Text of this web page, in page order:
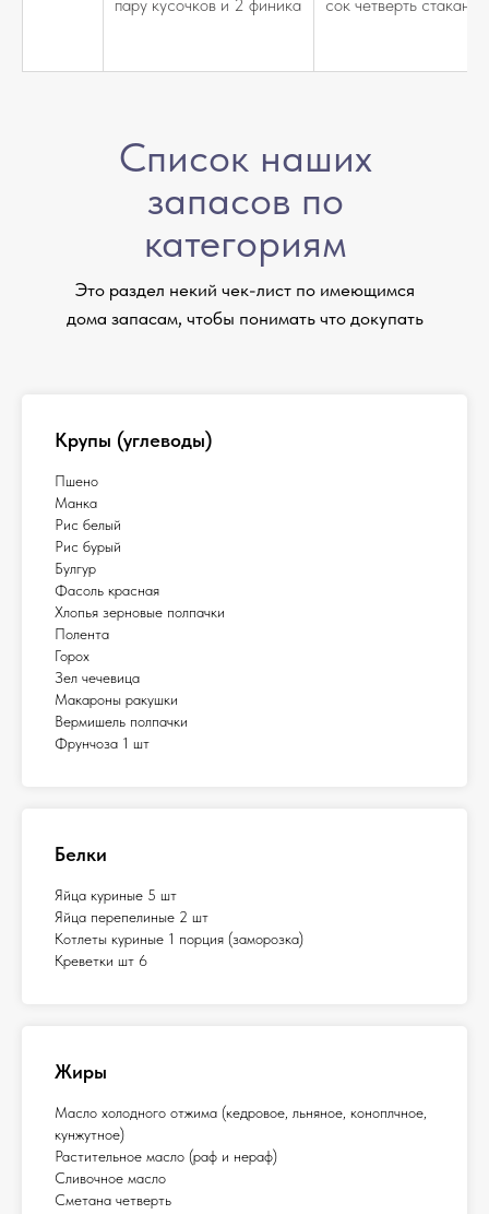
пару кусочков и 2 финика
сок четверть стакана
Список наших
запасов по
категориям
Это раздел некий чек-лист по имеющимся
дома запасам, чтобы понимать что докупать
Крупы (углеводы)
Пшено
Манка
Рис белый
Рис бурый
Булгур
Фасоль красная
Хлопья зерновые полпачки
Полента
Горох
Зел чечевица
Макароны ракушки
Вермишель полпачки
Фрунчоза 1 шт
Белки
Яйца куриные 5 шт
Яйца перепелиные 2 шт
Котлеты куриные 1 порция (заморозка)
Креветки шт 6
Жиры
Масло холодного отжима (кедровое, льняное, коноплчное,
кунжутное)
Растительное масло (раф и нераф)
Сливочное масло
Сметана четверть